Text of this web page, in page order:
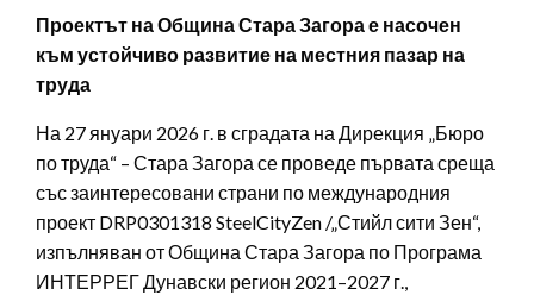
Проектът на Община Стара Загора е насочен
към устойчиво развитие на местния пазар на
труда
На 27 януари 2026 г. в сградата на Дирекция „Бюро
по труда“ – Стара Загора се проведе първата среща
със заинтересовани страни по международния
проект DRP0301318 SteelCityZen /„Стийл сити Зен“,
изпълняван от Община Стара Загора по Програма
ИНТЕРРЕГ Дунавски регион 2021–2027 г.,